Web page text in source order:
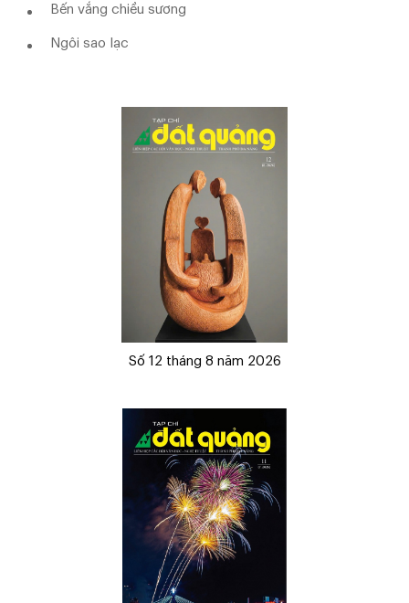
Bến vắng chiều sương
Ngôi sao lạc
Số 12 tháng 8 năm 2026